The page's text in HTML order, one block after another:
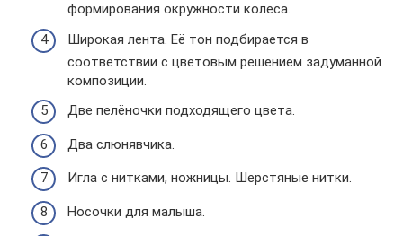
формирования окружности колеса.
Широкая лента. Её тон подбирается в
соответствии с цветовым решением задуманной
композиции.
Две пелёночки подходящего цвета.
Два слюнявчика.
Игла с нитками, ножницы. Шерстяные нитки.
Носочки для малыша.